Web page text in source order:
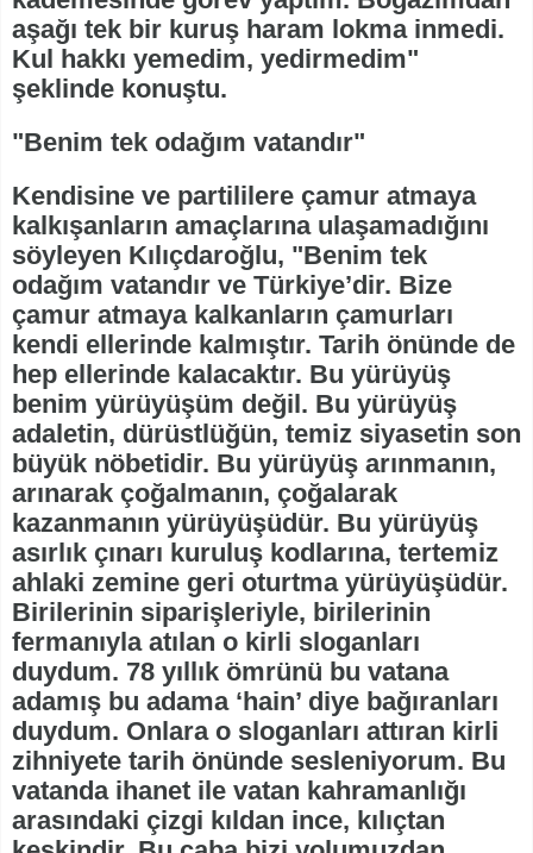
aşağı tek bir kuruş haram lokma inmedi.
Kul hakkı yemedim, yedirmedim"
şeklinde konuştu.
"Benim tek odağım vatandır"
Kendisine ve partililere çamur atmaya
kalkışanların amaçlarına ulaşamadığını
söyleyen Kılıçdaroğlu, "Benim tek
odağım vatandır ve Türkiye’dir. Bize
çamur atmaya kalkanların çamurları
kendi ellerinde kalmıştır. Tarih önünde de
hep ellerinde kalacaktır. Bu yürüyüş
benim yürüyüşüm değil. Bu yürüyüş
adaletin, dürüstlüğün, temiz siyasetin son
büyük nöbetidir. Bu yürüyüş arınmanın,
arınarak çoğalmanın, çoğalarak
kazanmanın yürüyüşüdür. Bu yürüyüş
asırlık çınarı kuruluş kodlarına, tertemiz
ahlaki zemine geri oturtma yürüyüşüdür.
Birilerinin siparişleriyle, birilerinin
fermanıyla atılan o kirli sloganları
duydum. 78 yıllık ömrünü bu vatana
adamış bu adama ‘hain’ diye bağıranları
duydum. Onlara o sloganları attıran kirli
zihniyete tarih önünde sesleniyorum. Bu
vatanda ihanet ile vatan kahramanlığı
arasındaki çizgi kıldan ince, kılıçtan